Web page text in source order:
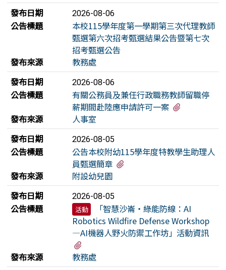
發布日期
2026-08-06
公告標題
本校115學年度第一學期第三次代理教師
甄選第六次招考甄選結果公告暨第七次
招考甄選公告
發布來源
教務處
發布日期
2026-08-06
公告標題
有關公務員及兼任行政職務教師留職停
薪期間赴陸應申請許可一案
發布來源
人事室
發布日期
2026-08-05
公告標題
公告本校附幼115學年度特教學生助理人
員甄選簡章
發布來源
附設幼兒園
發布日期
2026-08-05
公告標題 活動
「智慧沙崙・綠能防線：AI
Robotics Wildfire Defense Workshop
—AI機器人野火防禦工作坊」活動資訊
發布來源
教務處